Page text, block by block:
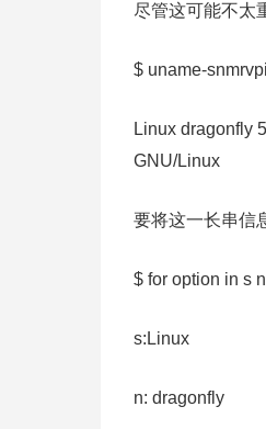
尽管这可能不太
$ uname-
Linux dragonfly
GNU/Linux
要将这一长串信
$ for option in s
s:Linux
n: dragonfly